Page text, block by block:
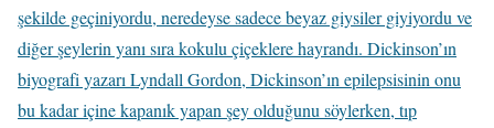
şekilde geçiniyordu, neredeyse sadece beyaz giysiler giyiyordu ve
diğer şeylerin yanı sıra kokulu çiçeklere hayrandı. Dickinson’ın
biyografi yazarı Lyndall Gordon, Dickinson’ın epilepsisinin onu
bu kadar içine kapanık yapan şey olduğunu söylerken, tıp